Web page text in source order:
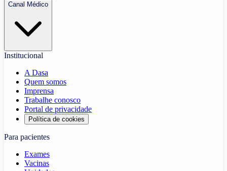
Canal Médico
Institucional
A Dasa
Quem somos
Imprensa
Trabalhe conosco
Portal de privacidade
Política de cookies
Para pacientes
Exames
Vacinas